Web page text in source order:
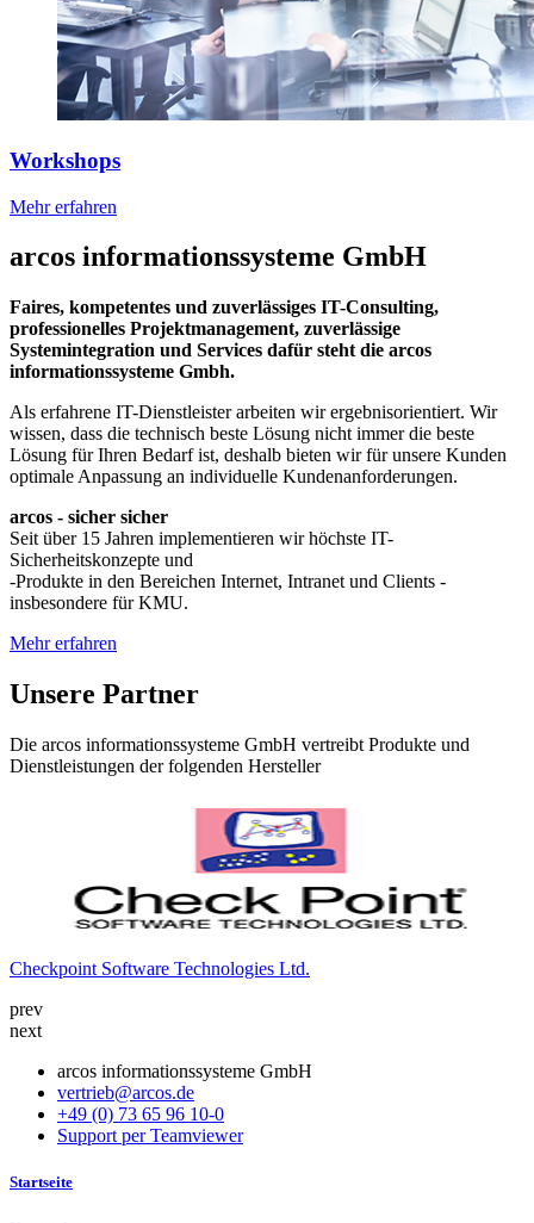
Workshops
Mehr erfahren
arcos informationssysteme GmbH
Faires, kompetentes und zuverlässiges IT-Consulting,
professionelles Projektmanagement, zuverlässige
Systemintegration und Services dafür steht die arcos
informationssysteme Gmbh.
Als erfahrene IT-Dienstleister arbeiten wir ergebnisorientiert. Wir
wissen, dass die technisch beste Lösung nicht immer die beste
Lösung für Ihren Bedarf ist, deshalb bieten wir für unsere Kunden
optimale Anpassung an individuelle Kundenanforderungen.
arcos - sicher sicher
Seit über 15 Jahren implementieren wir höchste IT-
Sicherheitskonzepte und
-Produkte in den Bereichen Internet, Intranet und Clients -
insbesondere für KMU.
Mehr erfahren
Unsere Partner
Die arcos informationssysteme GmbH vertreibt Produkte und
Dienstleistungen der folgenden Hersteller
Checkpoint Software Technologies Ltd.
prev
next
arcos informationssysteme GmbH
vertrieb@arcos.de
+49 (0) 73 65 96 10-0
Support per Teamviewer
Startseite